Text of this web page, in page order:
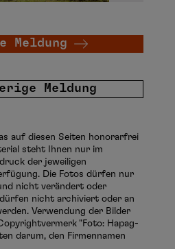
Meldung
Meldung
auf diesen Seiten honorarfrei
steht Ihnen nur im
der jeweiligen
Die Fotos dürfen nur
nicht verändert oder
nicht archiviert oder an
Verwendung der Bilder
"Foto: Hapag-
darum, den Firmennamen